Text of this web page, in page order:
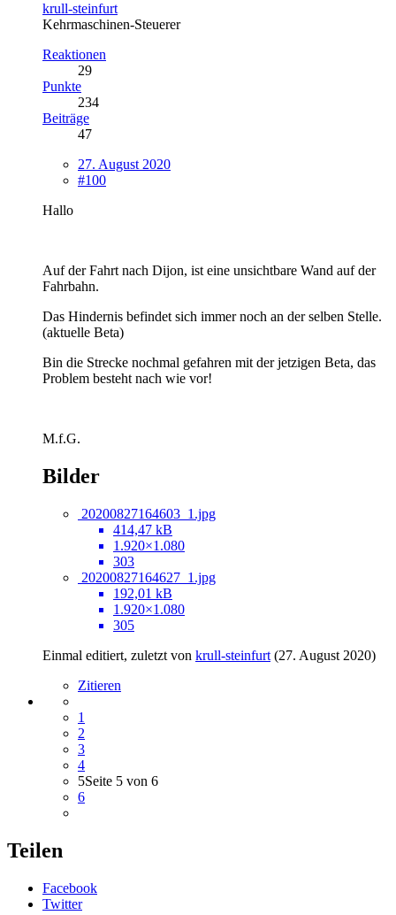
krull-steinfurt
Kehrmaschinen-Steuerer
Reaktionen
29
Punkte
234
Beiträge
47
27. August 2020
#100
Hallo
Auf der Fahrt nach Dijon, ist eine unsichtbare Wand auf der
Fahrbahn.
Das Hindernis befindet sich immer noch an der selben Stelle.
(aktuelle Beta)
Bin die Strecke nochmal gefahren mit der jetzigen Beta, das
Problem besteht nach wie vor!
M.f.G.
Bilder
20200827164603_1.jpg
414,47 kB
1.920×1.080
303
20200827164627_1.jpg
192,01 kB
1.920×1.080
305
Einmal editiert, zuletzt von krull-steinfurt (27. August 2020)
Zitieren
1
2
3
4
5Seite 5 von 6
6
Teilen
Facebook
Twitter